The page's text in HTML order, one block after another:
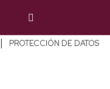
| PROTECCIÓN DE DATOS